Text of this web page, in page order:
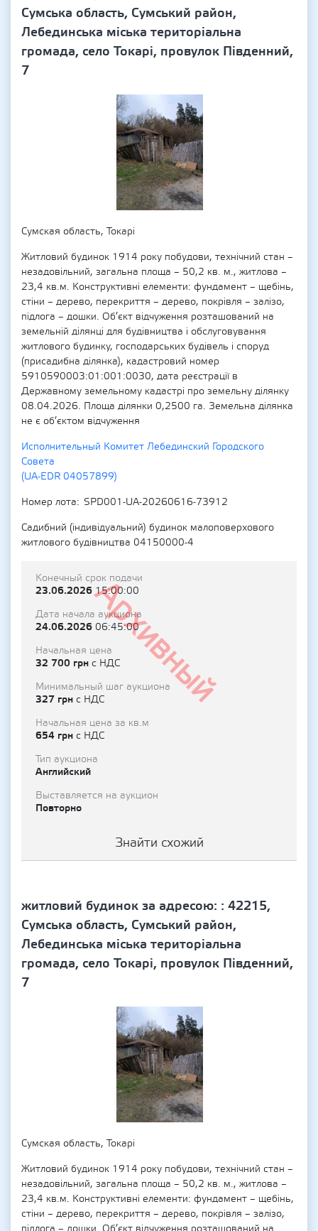
Сумська область, Сумський район,
Лебединська міська територіальна
громада, село Токарі, провулок Південний,
7
Сумская область, Токарі
Житловий будинок 1914 року побудови, технічний стан –
незадовільний, загальна площа – 50,2 кв. м., житлова –
23,4 кв.м. Конструктивні елементи: фундамент – щебінь,
стіни – дерево, перекриття – дерево, покрівля – залізо,
підлога – дошки. Об’єкт відчуження розташований на
земельній ділянці для будівництва і обслуговування
житлового будинку, господарських будівель і споруд
(присадибна ділянка), кадастровий номер
5910590003:01:001:0030, дата реєстрації в
Державному земельному кадастрі про земельну ділянку
08.04.2026. Площа ділянки 0,2500 га. Земельна ділянка
не є об’єктом відчуження
Исполнительный Комитет Лебединский Городского
Совета
(UA-EDR 04057899)
Номер лота
SPD001-UA-20260616-73912
Садибний (індивідуальний) будинок малоповерхового
житлового будівництва 04150000-4
Архивный
Конечный срок подачи
23.06.202615:00:00
Дата начала аукциона
24.06.2026 06:45:00
Начальная цена
32 700 грн с НДС
Минимальный шаг аукциона
327 грн с НДС
Начальная цена за кв.м
654 грн с НДС
Тип аукциона
Английский
Выставляется на аукцион
Повторно
Знайти схожий
житловий будинок за адресою: : 42215,
Сумська область, Сумський район,
Лебединська міська територіальна
громада, село Токарі, провулок Південний,
7
Сумская область, Токарі
Житловий будинок 1914 року побудови, технічний стан –
незадовільний, загальна площа – 50,2 кв. м., житлова –
23,4 кв.м. Конструктивні елементи: фундамент – щебінь,
стіни – дерево, перекриття – дерево, покрівля – залізо,